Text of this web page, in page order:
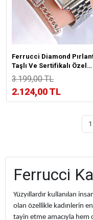
Ferrucci Diamond
Taşlı Ve Sertifikalı Özel
Kutulu Kadın Kol
Saati+Bileklik BFC.01118-
3.199,00 TL
2.124,00 TL
1
Ferrucci
Yüzyıllardır kullanılan
olan özellikle kadınlerin
tayin etme amacıyla hem